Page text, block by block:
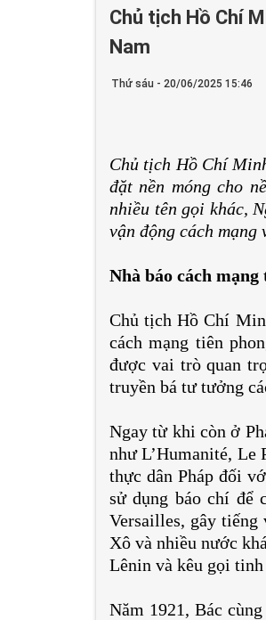
Chủ tịch Hồ Chí
Nam
Thứ sáu - 20/06/2025 15:46
Chủ tịch Hồ Chí
đặt nền móng cho
nhiều tên gọi khác,
vận động cách mạng
Nhà báo cách mạng
Chủ tịch Hồ Chí
cách mạng tiên
được vai trò quan
truyền bá tư tưởng
Ngay từ khi còn ở
như L’Humanité, Le
thực dân Pháp đối
sử dụng báo chí để
Versailles, gây
Xô và nhiều nước
Lênin và kêu gọi tinh
Năm 1921, Bác